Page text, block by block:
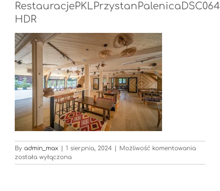
HDR
By admin_max | 1 sierpnia, 2024 | Możliwość komentowania
została wyłączona